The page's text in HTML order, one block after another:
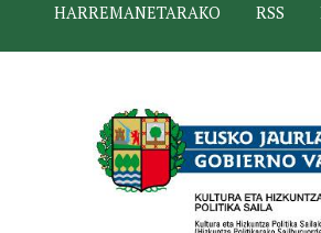
HARREMANETARAKO
RSS